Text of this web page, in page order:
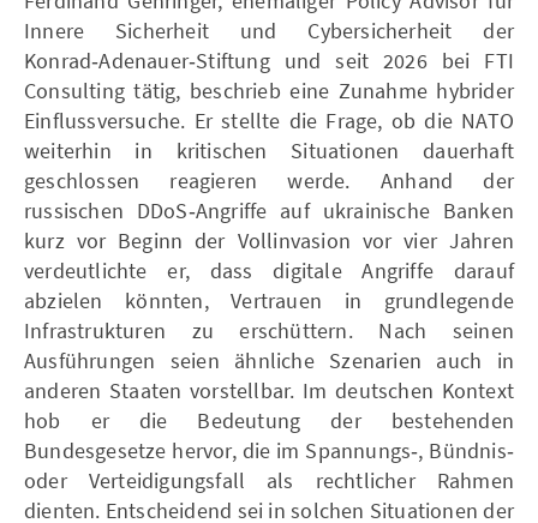
Innere Sicherheit und Cybersicherheit der
Konrad‑Adenauer‑Stiftung und seit 2026 bei FTI
Consulting tätig, beschrieb eine Zunahme hybrider
Einflussversuche. Er stellte die Frage, ob die NATO
weiterhin in kritischen Situationen dauerhaft
geschlossen reagieren werde. Anhand der
russischen DDoS‑Angriffe auf ukrainische Banken
kurz vor Beginn der Vollinvasion vor vier Jahren
verdeutlichte er, dass digitale Angriffe darauf
abzielen könnten, Vertrauen in grundlegende
Infrastrukturen zu erschüttern. Nach seinen
Ausführungen seien ähnliche Szenarien auch in
anderen Staaten vorstellbar. Im deutschen Kontext
hob er die Bedeutung der bestehenden
Bundesgesetze hervor, die im Spannungs‑, Bündnis‑
oder Verteidigungsfall als rechtlicher Rahmen
dienten. Entscheidend sei in solchen Situationen der